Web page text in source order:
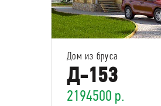
Дом из бруса
Д-153
2194500 р.